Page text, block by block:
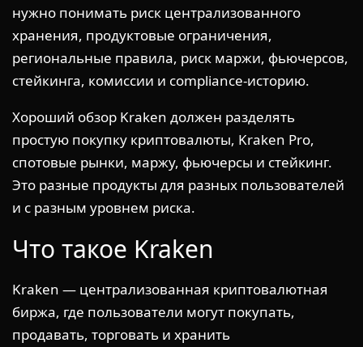
нужно понимать риск централизованного
хранения, продуктовые ограничения,
региональные правила, риск маржи, фьючерсов,
стейкинга, комиссии и compliance-историю.
Хороший обзор Kraken должен разделять
простую покупку криптовалюты, Kraken Pro,
спотовые рынки, маржу, фьючерсы и стейкинг.
Это разные продукты для разных пользователей
и с разным уровнем риска.
Что такое Kraken
Kraken — централизованная криптовалютная
биржа, где пользователи могут покупать,
продавать, торговать и хранить